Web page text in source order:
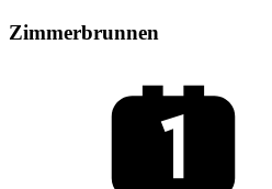
Zimmerbrunnen